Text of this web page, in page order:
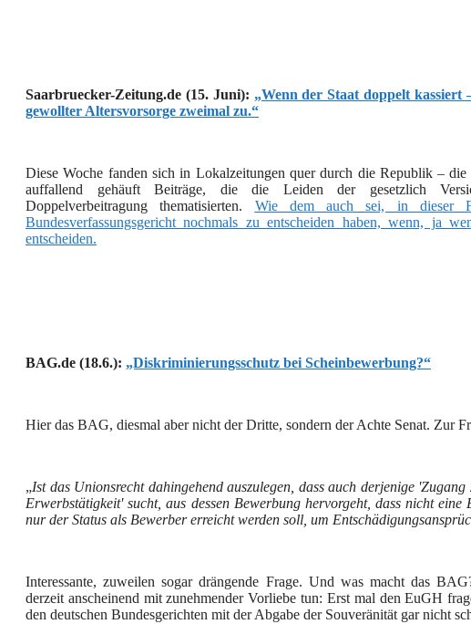
Saarbruecker-Zeitung.de (15. Juni): „Wenn der Staat doppelt kassiert
gewollter Altersvorsorge zweimal zu.“
Diese Woche fanden sich in Lokalzeitungen quer durch die Republik –
auffallend gehäuft Beiträge, die die Leiden der gesetzlich
Doppelverbeitragung thematisierten. Wie dem auch sei, in dieser
Bundesverfassungsgericht nochmals zu entscheiden haben, wenn, ja
entscheiden.
BAG.de (18.6.): „Diskriminierungsschutz bei Scheinbewerbung?“
Hier das BAG, diesmal aber nicht der Dritte, sondern der Achte Senat. Zur
„Ist das Unionsrecht dahingehend auszulegen, dass auch derjenige
Erwerbstätigkeit' sucht, aus dessen Bewerbung hervorgeht, dass nicht
nur der Status als Bewerber erreicht werden soll, um
Interessante, zuweilen sogar drängende Frage. Und was macht das
derzeit anscheinend mit zunehmender Vorliebe tun: Erst mal den EuGH
den deutschen Bundesgerichten mit der Abgabe der Souveränität gar nicht